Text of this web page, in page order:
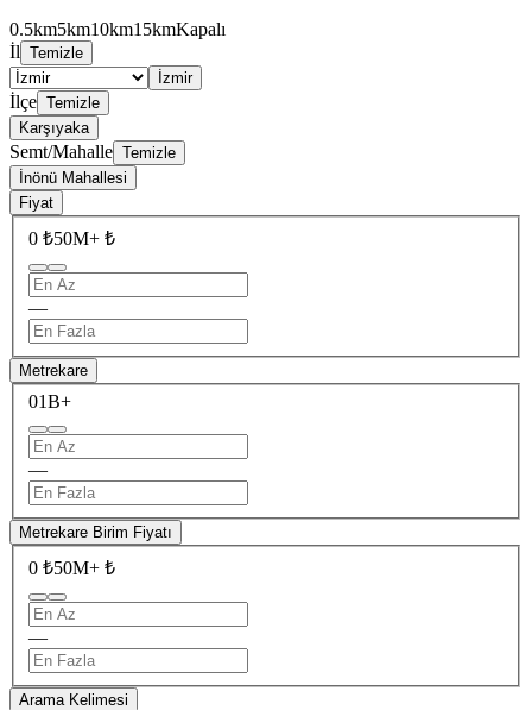
0.5km5km10km15kmKapalı
İl Temizle
İzmir
İlçe Temizle
Karşıyaka
Semt/Mahalle Temizle
İnönü Mahallesi
Fiyat
0 ₺50M+ ₺
—
Metrekare
01B+
—
Metrekare Birim Fiyatı
0 ₺50M+ ₺
—
Arama Kelimesi